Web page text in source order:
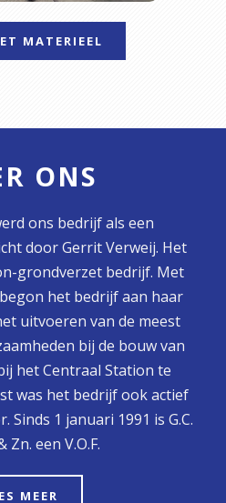
MATERIEEL
ONS
ons bedrijf als een
door Gerrit Verweij. Het
grondverzet bedrijf. Met
het bedrijf aan haar
uitvoeren van de meest
bij de bouw van
het Centraal Station te
was het bedrijf ook actief
Sinds 1 januari 1991 is G.C.
Zn. een V.O.F.
MEER